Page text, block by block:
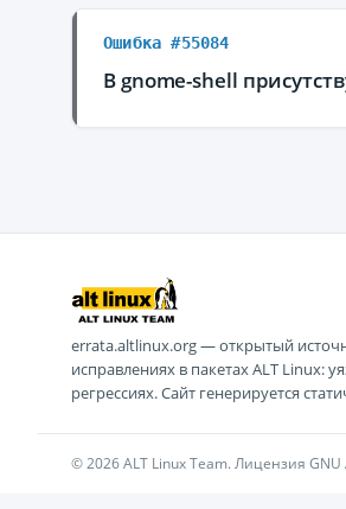
Ошибка #55084
В gnome-shell
errata.altlinux.org — открытый
исправлениях в пакетах ALT Linux:
регрессиях. Сайт генерируется
© 2026 ALT Linux Team. Лицензия GNU